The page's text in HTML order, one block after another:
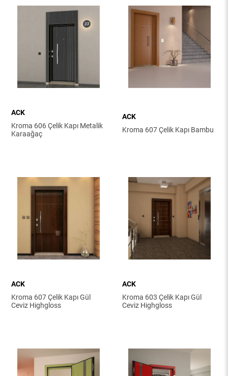
ACK
Kroma 606 Çelik Kapı Metalik
Karaağaç
ACK
Kroma 607 Çelik Kapı Bambu
ACK
Kroma 607 Çelik Kapı Gül
Ceviz Highgloss
ACK
Kroma 603 Çelik Kapı Gül
Ceviz Highgloss